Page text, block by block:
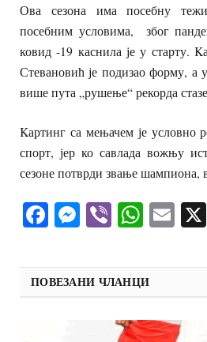
Ова сезона има посебну
посебним условима, због
ковид -19 каснила је у старту.
Стевановић је подизао форму, а
више пута „рушење“ рекорда
Kартинг са мењачем је условно
спорт, јер ко савлада вожњу
сезоне потврди звање шампиона,
Facebook
Messenger
Viber
ПОВЕЗАНИ ЧЛАНЦИ